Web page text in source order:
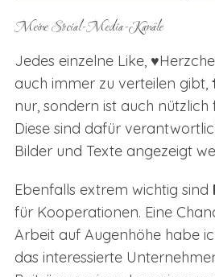
Meine Social-Media-Kanäle
Jedes einzelne Like,
auch immer zu verteilen gibt,
nur, sondern ist auch
Diese sind dafür
Bilder und Texte angezeigt
Ebenfalls extrem wichtig sind
für Kooperationen. Eine
Arbeit auf Augenhöhe habe
das interessierte